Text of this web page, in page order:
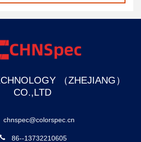
（ZHEJIANG）
CO.,LTD
chnspec@colorspec.cn
86--13732210605